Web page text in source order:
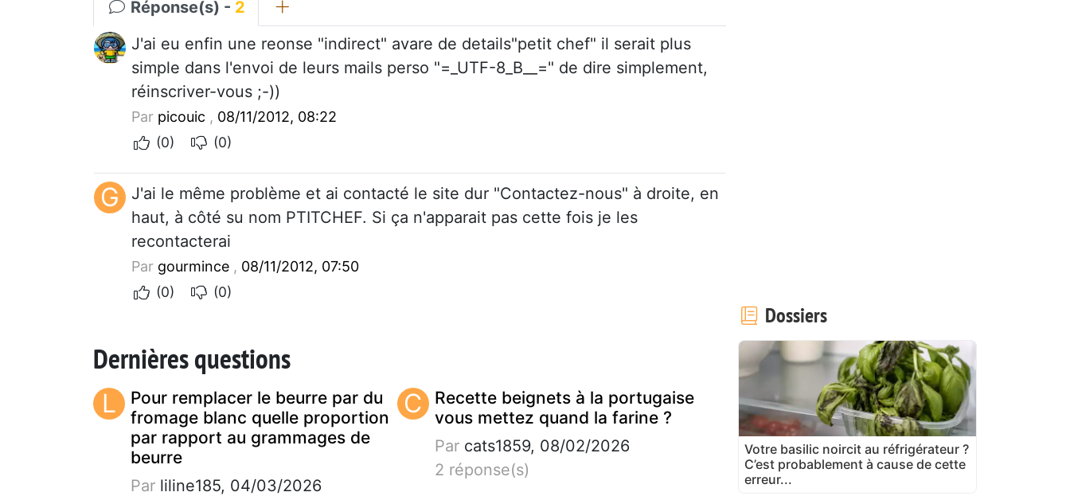
Réponse(s) - 2
J'ai eu enfin une reonse "indirect" avare de details"petit chef" il serait plus
simple dans l'envoi de leurs mails perso "=_UTF-8_B__=" de dire simplement,
réinscriver-vous ;-))
Par picouic , 08/11/2012, 08:22
(0)
(0)
G
J'ai le même problème et ai contacté le site dur "Contactez-nous" à droite, en
haut, à côté su nom PTITCHEF. Si ça n'apparait pas cette fois je les
recontacterai
Par gourmince , 08/11/2012, 07:50
(0)
(0)
Dernières questions
L
Pour remplacer le beurre par du
fromage blanc quelle proportion
par rapport au grammages de
beurre
Par liline185, 04/03/2026
C
Recette beignets à la portugaise
vous mettez quand la farine ?
Parcats1859, 08/02/2026
2 réponse(s)
Dossiers
Votre basilic noircit au réfrigérateur ?
C’est probablement à cause de cette
erreur...